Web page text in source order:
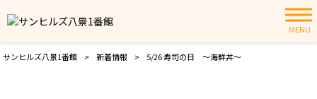
MENU
サンヒルズ八景1番館 > 新着情報 > 5/26 寿司の日 ～海鮮丼～